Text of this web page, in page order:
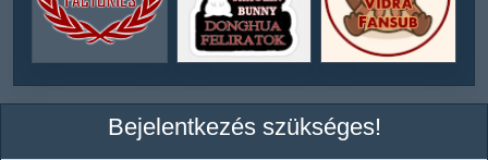
Bejelentkezés szükséges!